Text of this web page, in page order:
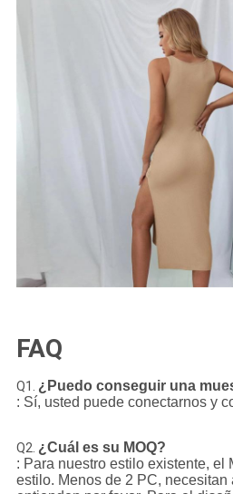
FAQ
Q1. ¿Puedo conseguir una
: Sí, usted puede conectarnos y
Q2. ¿Cuál es su MOQ?
: Para nuestro estilo existente, el
estilo. Menos de 2 PC, necesitan